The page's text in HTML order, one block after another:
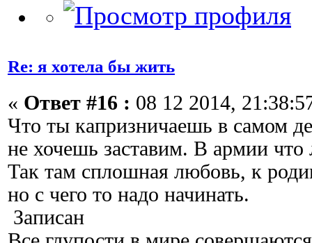
Re: я хотела бы жить
« Ответ #16 : 08 12 2014,
Что ты капризничаешь в самом
не хочешь заставим. В армии что
Так там сплошная любовь, к
но с чего то надо начинать.
Записан